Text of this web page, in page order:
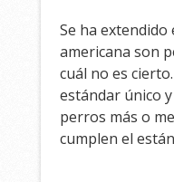
Se ha
americana son
cuál no es
estándar único
perros más o
cumplen el